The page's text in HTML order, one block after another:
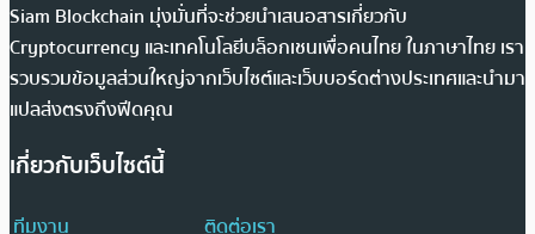
Siam Blockchain มุ่งมั่นที่จะช่วยนำเสนอสารเกี่ยวกับ
Cryptocurrency และเทคโนโลยีบล็อกเชนเพื่อคนไทย ในภาษาไทย เรา
รวบรวมข้อมูลส่วนใหญ่จากเว็บไซต์และเว็บบอร์ดต่างประเทศและนำมา
แปลส่งตรงถึงฟีดคุณ
เกี่ยวกับเว็บไซต์นี้
ทีมงาน
ติดต่อเรา